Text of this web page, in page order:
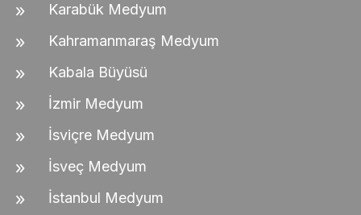
Karabük Medyum
Kahramanmaraş Medyum
Kabala Büyüsü
İzmir Medyum
İsviçre Medyum
İsveç Medyum
İstanbul Medyum